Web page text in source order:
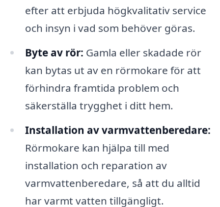
efter att erbjuda högkvalitativ service
och insyn i vad som behöver göras.
Byte av rör: Gamla eller skadade rör
kan bytas ut av en rörmokare för att
förhindra framtida problem och
säkerställa trygghet i ditt hem.
Installation av varmvattenberedare:
Rörmokare kan hjälpa till med
installation och reparation av
varmvattenberedare, så att du alltid
har varmt vatten tillgängligt.